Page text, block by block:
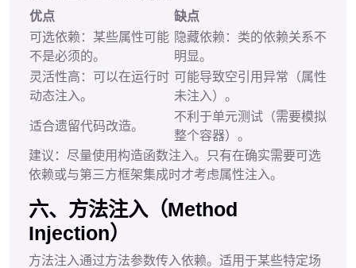
优点
缺点
可选依赖：某些属性可能
不是必须的。
隐藏依赖：类的依赖关系不
明显。
灵活性高：可以在运行时
动态注入。
可能导致空引用异常（属性
未注入）。
适合遗留代码改造。
不利于单元测试（需要模拟
整个容器）。
建议：尽量使用构造函数注入。只有在确实需要可选
依赖或与第三方框架集成时才考虑属性注入。
六、方法注入（Method
Injection）
方法注入通过方法参数传入依赖。适用于某些特定场